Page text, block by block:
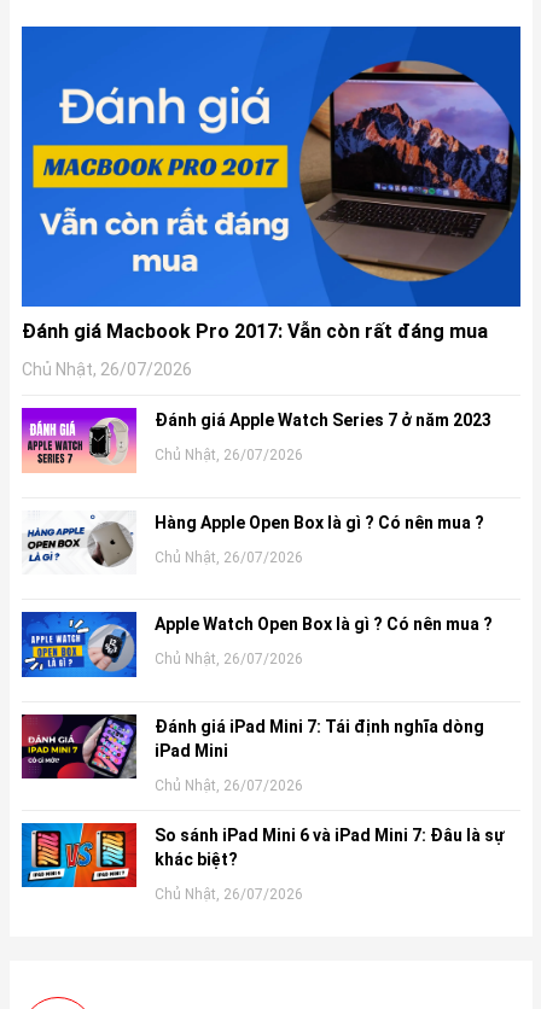
Đánh giá Macbook Pro 2017: Vẫn còn rất đáng mua
Chủ Nhật, 26/07/2026
Đánh giá Apple Watch Series 7 ở năm 2023
Chủ Nhật, 26/07/2026
Hàng Apple Open Box là gì ? Có nên mua ?
Chủ Nhật, 26/07/2026
Apple Watch Open Box là gì ? Có nên mua ?
Chủ Nhật, 26/07/2026
Đánh giá iPad Mini 7: Tái định nghĩa dòng
iPad Mini
Chủ Nhật, 26/07/2026
So sánh iPad Mini 6 và iPad Mini 7: Đâu là sự
khác biệt?
Chủ Nhật, 26/07/2026